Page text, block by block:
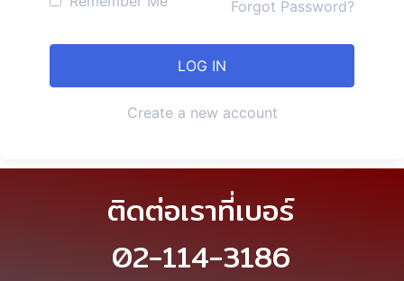
Forgot Password?
Create a new account
ติดต่อเราที่เบอร์
02-114-3186